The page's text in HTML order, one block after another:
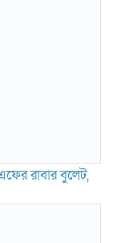
রাবার বুলেট,